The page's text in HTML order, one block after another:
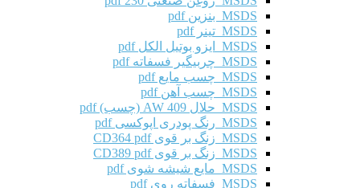
MSDS بنزین pdf
MSDS تینر pdf
MSDS ایزو بوتیل الکل pdf
MSDS چربیگیر فسفاته pdf
MSDS چسب مایع pdf
MSDS چسب آهن pdf
MSDS حلال AW 409 (چسب) pdf
MSDS رنگ پودری اپوکسی pdf
MSDS زنگ بر قوی CD364 pdf
MSDS زنگ بر قوی CD389 pdf
MSDS مایع شیشه شوی pdf
MSDS فسفاته روی pdf